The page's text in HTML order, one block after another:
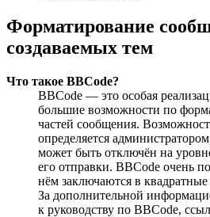
Форматирование
создаваемых тем
Что такое BBCode?
BBCode — это особая
большие возможности по
частей сообщения.
определяется
может быть отключён на
его отправки. BBCode очень
нём заключаются в
За дополнительной
к руководству по BBCode,